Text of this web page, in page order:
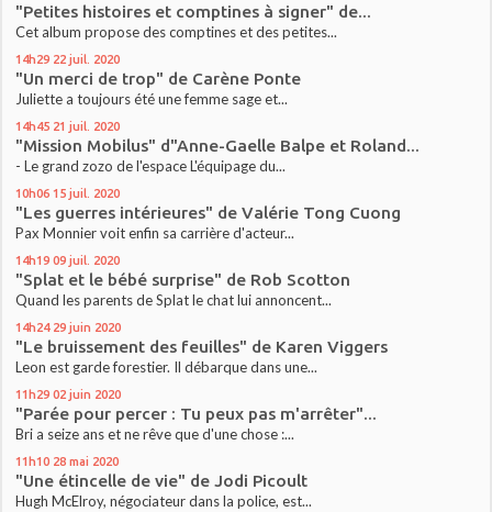
"Petites histoires et comptines à signer" de...
Cet album propose des comptines et des petites...
14h29 22 juil. 2020
"Un merci de trop" de Carène Ponte
Juliette a toujours été une femme sage et...
14h45 21 juil. 2020
"Mission Mobilus" d"Anne-Gaelle Balpe et Roland...
- Le grand zozo de l'espace L'équipage du...
10h06 15 juil. 2020
"Les guerres intérieures" de Valérie Tong Cuong
Pax Monnier voit enfin sa carrière d'acteur...
14h19 09 juil. 2020
"Splat et le bébé surprise" de Rob Scotton
Quand les parents de Splat le chat lui annoncent...
14h24 29 juin 2020
"Le bruissement des feuilles" de Karen Viggers
Leon est garde forestier. Il débarque dans une...
11h29 02 juin 2020
"Parée pour percer : Tu peux pas m'arrêter"...
Bri a seize ans et ne rêve que d'une chose :...
11h10 28 mai 2020
"Une étincelle de vie" de Jodi Picoult
Hugh McElroy, négociateur dans la police, est...